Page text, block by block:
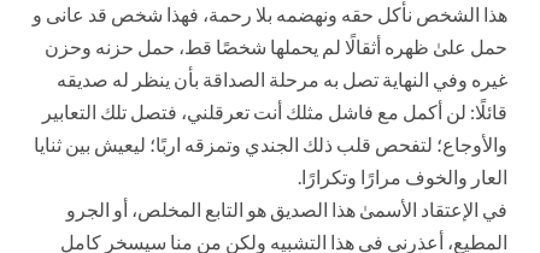
هذا الشخص نأكل حقه ونهضمه بلا رحمة، فهذا شخص قد عانى و
حمل علىٰ ظهره أثقالًا لم يحملها شخصًا قط، حمل حزنه وحزن
غيره وفي النهاية تصل به مرحلة الصداقة بأن ينظر له صديقه
قائلًا: لن أكمل مع فاشل مثلك أنت تعرقلني، فتصل تلك التعابير
والأوجاع؛ لتفحص قلب ذلك الجندي وتمزقه اربًا؛ ليعيش بين ثنايا
العار والخوف مرارًا وتكرارًا.
في الإعتقاد الأسمىٰ هذا الصديق هو التابع المخلص، أو الجرو
المطيع، أعذرني في هذا التشبيه ولكن من منا سيسخر كامل